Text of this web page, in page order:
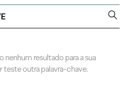
nenhum resultado para a sua
teste outra palavra-chave.